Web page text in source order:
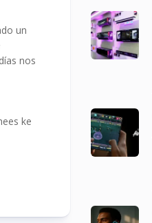
un
nos
ke